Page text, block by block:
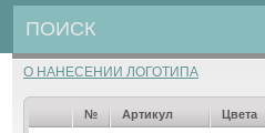
О НАНЕСЕНИИ ЛОГОТИПА
№ Артикул Цвета